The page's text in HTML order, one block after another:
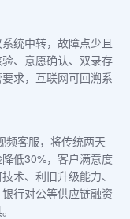
统中转，故障点少且
、意愿确认、双录存
求，互联网可回溯系
频客服，将传统两天
低30%，客户满意度
术、利旧升级能力、
行对公等供应链融资